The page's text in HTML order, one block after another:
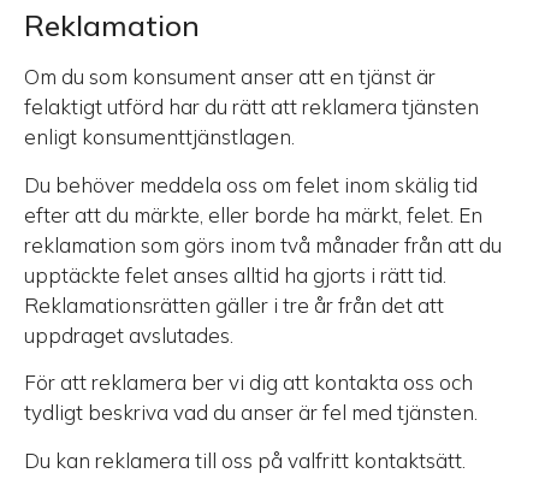
Reklamation
Om du som konsument anser att en tjänst är
felaktigt utförd har du rätt att reklamera tjänsten
enligt konsumenttjänstlagen.
Du behöver meddela oss om felet inom skälig tid
efter att du märkte, eller borde ha märkt, felet. En
reklamation som görs inom två månader från att du
upptäckte felet anses alltid ha gjorts i rätt tid.
Reklamationsrätten gäller i tre år från det att
uppdraget avslutades.
För att reklamera ber vi dig att kontakta oss och
tydligt beskriva vad du anser är fel med tjänsten.
Du kan reklamera till oss på valfritt kontaktsätt.